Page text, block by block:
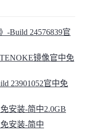
-Build 24576839官
TENOKE镜像官中免
23901052官中免
安装-简中2.0GB
安装-简中